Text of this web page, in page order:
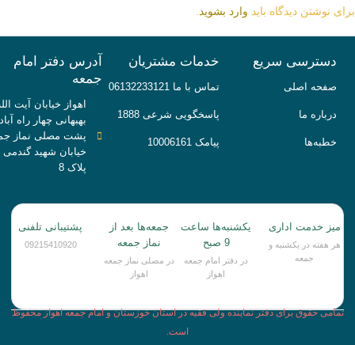
برای نوشتن دیدگاه باید وارد بشوید.
دسترسی سریع
صفحه اصلی
درباره ما
خطبه‌ها
خدمات مشتریان
تماس با ما 06132233121
پاسخگویی شرعی 1888
پیامک 10006161
آدرس دفتر امام
جمعه
اهواز خیابان آیت
بهبهانی چهار راه
پشت مصلی نماز
خیابان شهید گندمی
پلاک 8
میز خدمت اداری
هر هفته در یکشنبه و
جمعه
یکشنبه‌ها ساعت
9 صبح
در دفتر امام جمعه
اهواز
جمعه‌ها بعد از
نماز جمعه
در مصلی نماز جمعه
اهواز
پشتیبانی تلفنی
09215410920
تمامی حقوق برای دفتر نماینده ولی فقیه در استان خوزستان و امام جمعه اهواز محفوظ
است.